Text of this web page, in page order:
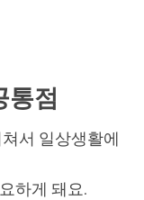
통점
서 일상생활에
하게 돼요.